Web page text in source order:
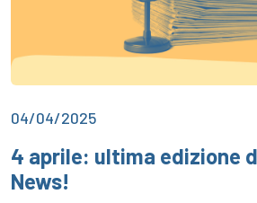
04/04/2025
4 aprile: ultima edizione
News!